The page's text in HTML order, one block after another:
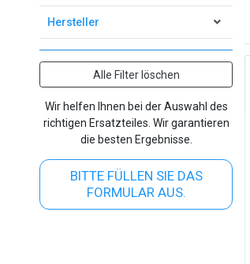
Hersteller
Alle Filter löschen
Wir helfen Ihnen bei der Auswahl des
richtigen Ersatzteiles. Wir garantieren
die besten Ergebnisse.
BITTE FÜLLEN SIE DAS
FORMULAR AUS.